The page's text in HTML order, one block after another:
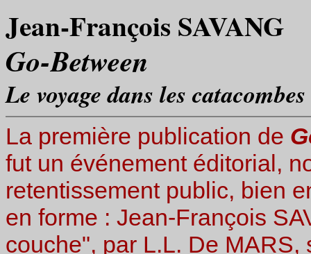
Jean-François SAVANG
Go-Between
Le voyage dans les
La première publication de
fut un événement éditorial,
retentissement public, bien
en forme : Jean-François
couche", par L.L. De